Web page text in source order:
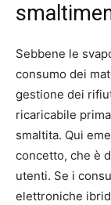
Sebbene le
consumo dei
gestione dei
ricaricabile
smaltita. Qui
concetto, che è
utenti. Se i
elettroniche